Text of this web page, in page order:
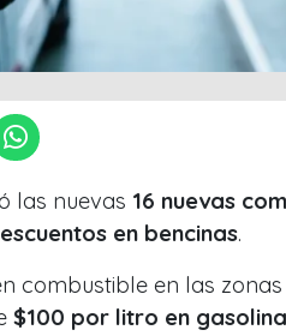
las nuevas 16 nuevas
en bencinas.
combustible en las
$100 por litro en